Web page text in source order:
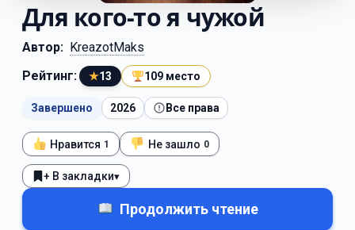
Для кого-то я чужой
Автор: KreazotMaks
Рейтинг:
★13 109 место
Завершено 2026 Все права
Нравится 1 Не зашло 0
+ В закладки▾
Продолжить чтение